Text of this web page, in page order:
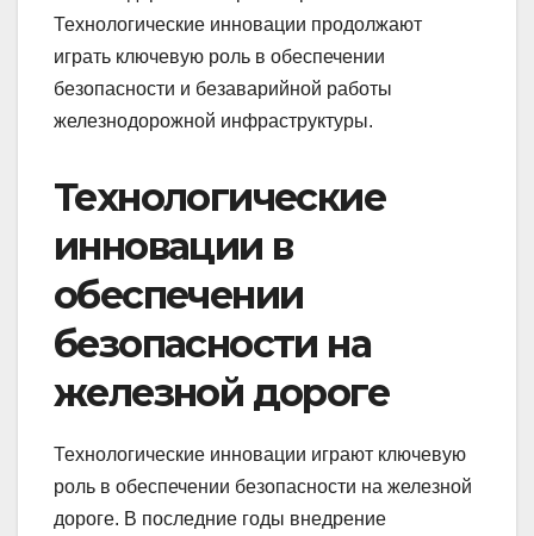
Технологические инновации продолжают
играть ключевую роль в обеспечении
безопасности и безаварийной работы
железнодорожной инфраструктуры.
Технологические
инновации в
обеспечении
безопасности на
железной дороге
Технологические инновации играют ключевую
роль в обеспечении безопасности на железной
дороге. В последние годы внедрение